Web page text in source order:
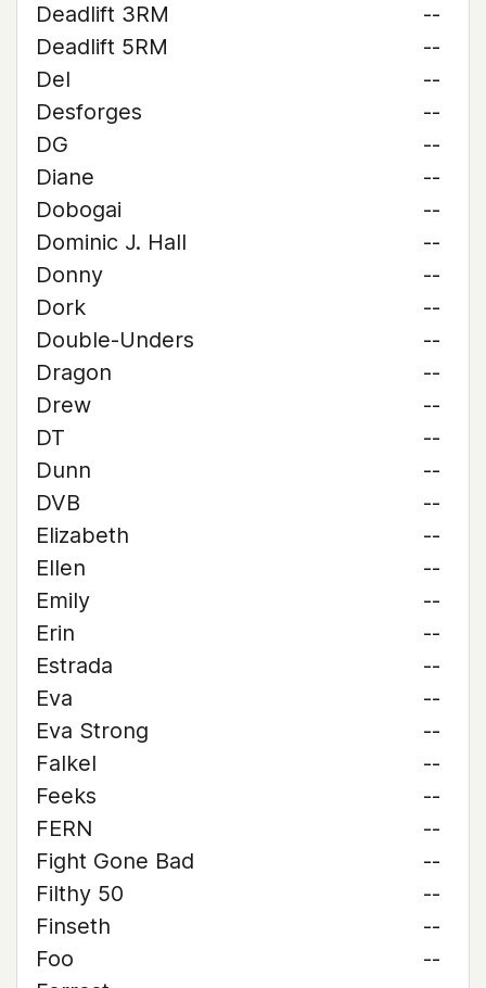
Deadlift 3RM
--
Deadlift 5RM
--
Del
--
Desforges
--
DG
--
Diane
--
Dobogai
--
Dominic J. Hall
--
Donny
--
Dork
--
Double-Unders
--
Dragon
--
Drew
--
DT
--
Dunn
--
DVB
--
Elizabeth
--
Ellen
--
Emily
--
Erin
--
Estrada
--
Eva
--
Eva Strong
--
Falkel
--
Feeks
--
FERN
--
Fight Gone Bad
--
Filthy 50
--
Finseth
--
Foo
--